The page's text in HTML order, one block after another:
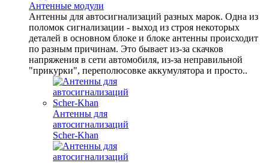
Антенные модули
Антенны для автосигнализаций разных марок. Одна из
поломок сигнализации - выход из строя некоторых
деталей в основном блоке и блоке антенны происходит
по разным причинам. Это бывает из-за скачков
напряжения в сети автомобиля, из-за неправильной
"прикурки", переполюсовке аккумулятора и просто..
Антенны для
автосигнализаций
Scher-Khan